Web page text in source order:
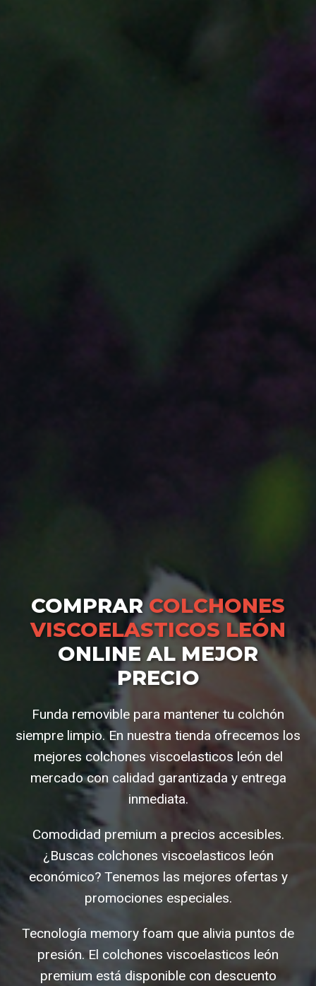
COMPRARCOLCHONES
VISCOELASTICOS LEÓN
ONLINE AL MEJOR
PRECIO
Funda removible para mantener tu colchón
siempre limpio. En nuestra tienda ofrecemos los
mejores colchones viscoelasticos león del
mercado con calidad garantizada y entrega
inmediata.
Comodidad premium a precios accesibles.
¿Buscas colchones viscoelasticos león
económico? Tenemos las mejores ofertas y
promociones especiales.
Tecnología memory foam que alivia puntos de
presión. El colchones viscoelasticos león
premium está disponible con descuento